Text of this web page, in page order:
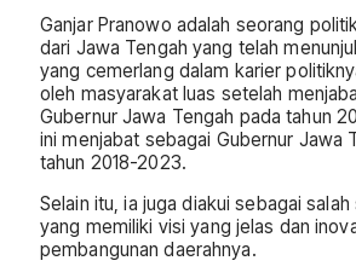
Ganjar Pranowo adalah seorang
dari Jawa Tengah yang telah
yang cemerlang dalam karier
oleh masyarakat luas setelah
Gubernur Jawa Tengah pada tahun
ini menjabat sebagai Gubernur Jawa
tahun 2018-2023.
Selain itu, ia juga diakui sebagai
yang memiliki visi yang jelas dan
pembangunan daerahnya.